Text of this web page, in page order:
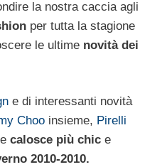
la nostra caccia agli
per tutta la stagione
le ultime novità dei
e di interessanti novità
Choo insieme, Pirelli
calosce più chic e
2010-2010.